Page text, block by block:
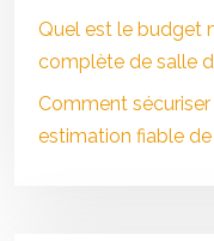
Quel est le budget
complète de salle
Comment
estimation fiable